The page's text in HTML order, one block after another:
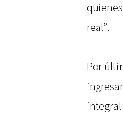
real”.
Por